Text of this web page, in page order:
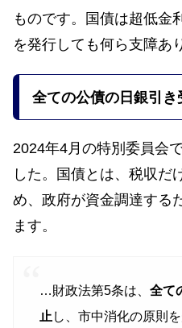
ものです。国債は超低金
を発行しても何ら支障あ
全ての公債の日銀引き
2024年4月の特別委員会
した。国債とは、税収だ
め、政府が資金調達する
ます。
…財政法第5条は、全て
止 し、市中消化の原則